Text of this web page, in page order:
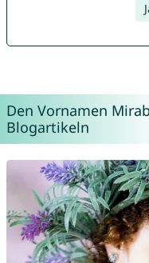
Den Vornamen
Blogartikeln